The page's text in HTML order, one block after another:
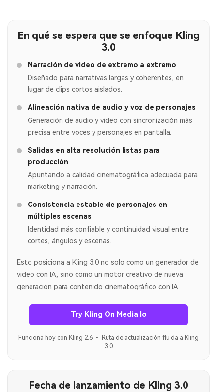
En qué se espera que se enfoque Kling
3.0
Narración de video de extremo a extremo
Diseñado para narrativas largas y coherentes, en
lugar de clips cortos aislados.
Alineación nativa de audio y voz de personajes
Generación de audio y video con sincronización más
precisa entre voces y personajes en pantalla.
Salidas en alta resolución listas para
producción
Apuntando a calidad cinematográfica adecuada para
marketing y narración.
Consistencia estable de personajes en
múltiples escenas
Identidad más confiable y continuidad visual entre
cortes, ángulos y escenas.
Esto posiciona a Kling 3.0 no solo como un generador de
video con IA, sino como un motor creativo de nueva
generación para contenido cinematográfico con IA.
Try Kling On Media.io
Funciona hoy con Kling 2.6 • Ruta de actualización fluida a Kling
3.0
Fecha de lanzamiento de Kling 3.0